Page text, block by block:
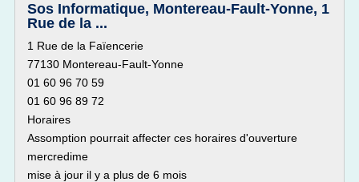
Sos Informatique, Montereau-Fault-Yonne, 1
Rue de la ...
1 Rue de la Faïencerie
77130 Montereau-Fault-Yonne
01 60 96 70 59
01 60 96 89 72
Horaires
Assomption pourrait affecter ces horaires d'ouverture
mercredime
mise à jour il y a plus de 6 mois